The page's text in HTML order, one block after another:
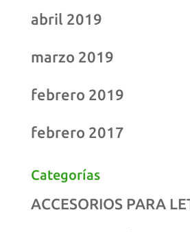
abril 2019
marzo 2019
febrero 2019
febrero 2017
Categorías
ACCESORIOS PARA